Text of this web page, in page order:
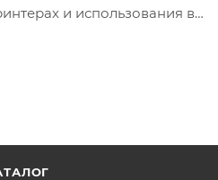
и использования в